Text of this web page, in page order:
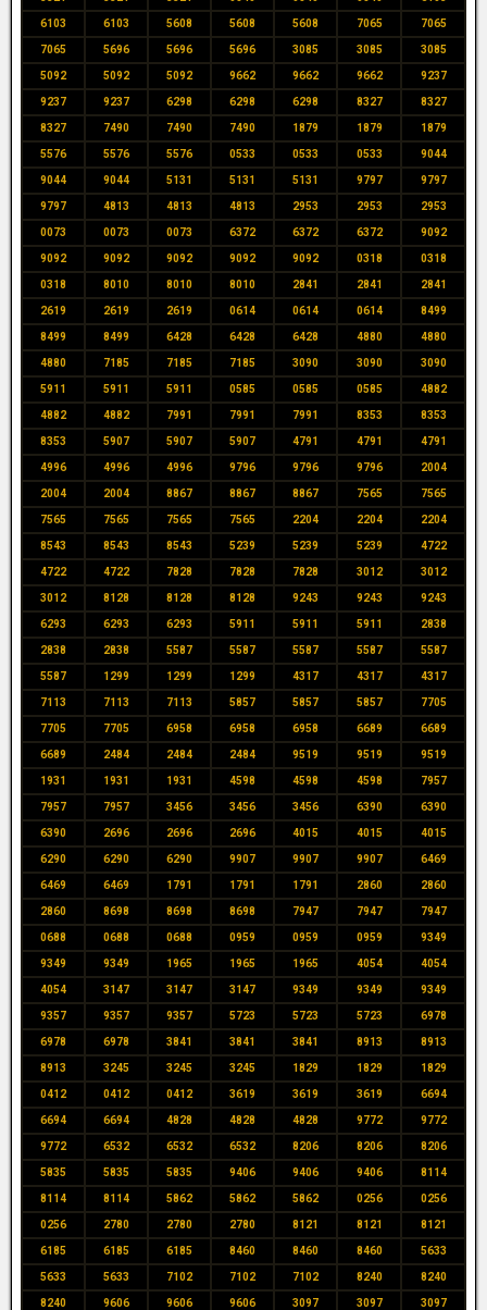
6103 6103 5608 5608 5608 7065 7065
7065 5696 5696 5696 3085 3085 3085
5092 5092 5092 9662 9662 9662 9237
9237 9237 6298 6298 6298 8327 8327
8327 7490 7490 7490 1879 1879 1879
5576 5576 5576 0533 0533 0533 9044
9044 9044 5131 5131 5131 9797 9797
9797 4813 4813 4813 2953 2953 2953
0073 0073 0073 6372 6372 6372 9092
9092 9092 9092 9092 9092 0318 0318
0318 8010 8010 8010 2841 2841 2841
2619 2619 2619 0614 0614 0614 8499
8499 8499 6428 6428 6428 4880 4880
4880 7185 7185 7185 3090 3090 3090
5911 5911 5911 0585 0585 0585 4882
4882 4882 7991 7991 7991 8353 8353
8353 5907 5907 5907 4791 4791 4791
4996 4996 4996 9796 9796 9796 2004
2004 2004 8867 8867 8867 7565 7565
7565 7565 7565 7565 2204 2204 2204
8543 8543 8543 5239 5239 5239 4722
4722 4722 7828 7828 7828 3012 3012
3012 8128 8128 8128 9243 9243 9243
6293 6293 6293 5911 5911 5911 2838
2838 2838 5587 5587 5587 5587 5587
5587 1299 1299 1299 4317 4317 4317
7113 7113 7113 5857 5857 5857 7705
7705 7705 6958 6958 6958 6689 6689
6689 2484 2484 2484 9519 9519 9519
1931 1931 1931 4598 4598 4598 7957
7957 7957 3456 3456 3456 6390 6390
6390 2696 2696 2696 4015 4015 4015
6290 6290 6290 9907 9907 9907 6469
6469 6469 1791 1791 1791 2860 2860
2860 8698 8698 8698 7947 7947 7947
0688 0688 0688 0959 0959 0959 9349
9349 9349 1965 1965 1965 4054 4054
4054 3147 3147 3147 9349 9349 9349
9357 9357 9357 5723 5723 5723 6978
6978 6978 3841 3841 3841 8913 8913
8913 3245 3245 3245 1829 1829 1829
0412 0412 0412 3619 3619 3619 6694
6694 6694 4828 4828 4828 9772 9772
9772 6532 6532 6532 8206 8206 8206
5835 5835 5835 9406 9406 9406 8114
8114 8114 5862 5862 5862 0256 0256
0256 2780 2780 2780 8121 8121 8121
6185 6185 6185 8460 8460 8460 5633
5633 5633 7102 7102 7102 8240 8240
8240 9606 9606 9606 3097 3097 3097